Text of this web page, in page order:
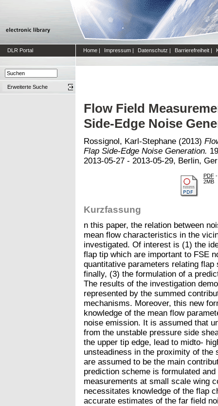
DLR Portal Home | Impressum | Datenschutz | Barrierefreiheit |
Erweiterte Suche
Flow Field
Side-Edge Noise
Rossignol, Karl-Stephane (2013)
Flap Side-Edge Noise Generation.
2013-05-27 - 2013-05-29, Berlin,
PDF-
2MB
Kurzfassung
n this paper, the relation between
mean flow characteristics in the
investigated. Of interest is (1) the
flap tip which are important to FSE
quantitative parameters relating
finally, (3) the formulation of a
The results of the investigation
represented by the summed
mechanisms. Moreover, this new
knowledge of the mean flow
noise emission. It is assumed that
from the unstable pressure side
the upper tip edge, lead to midto-
unsteadiness in the proximity of
are assumed to be the main
prediction scheme is formulated
measurements at small scale wing
necessitates knowledge of the flap
accurate estimates of the far field